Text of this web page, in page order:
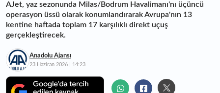
AJet, yaz sezonunda Milas/Bodrum Havalimanı'nı üçüncü
operasyon üssü olarak konumlandırarak Avrupa'nın 13
kentine haftada toplam 17 karşılıklı direkt uçuş
gerçekleştirecek.
Anadolu Ajansı
23 Haziran 2026 | 14:23